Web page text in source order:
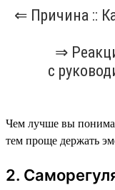
⇐ Причина ::
⇒
с
Чем лучше вы
тем проще держать
2.